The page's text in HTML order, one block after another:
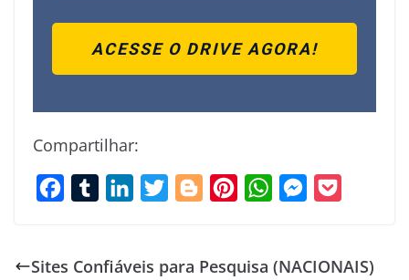
ACESSE O DRIVE AGORA!
Compartilhar:
e
b
k
t
g
t
W
t
M
s
k
Sites Confiáveis para Pesquisa (NACIONAIS)